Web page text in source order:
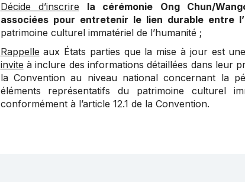
Décide d’inscrire
la cérémonie Ong Chun/
associées pour entretenir le lien durable entre
patrimoine culturel immatériel de l’humanité ;
Rappelle aux États parties que la mise à jour est
invite à inclure des informations détaillées dans leur
la Convention au niveau national concernant la
éléments représentatifs du patrimoine culturel
conformément à l’article 12.1 de la Convention.